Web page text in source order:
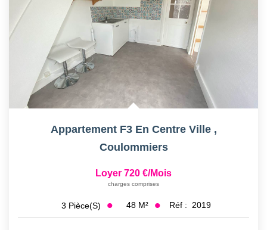
Appartement F3 En Centre Ville ,
Coulommiers
Loyer 720 €/mois
charges comprises
3 Pièce(s) 48 M² Réf : 2019